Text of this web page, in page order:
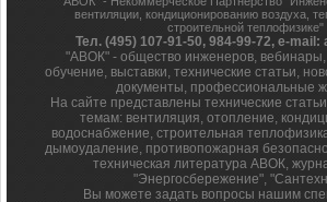
вентиляции, кондиционированию воздуха,
строительной теплофизике"
Тел. (495) 107-91-50, 984-99-72, e-mail:
"АВОК" - общество инженеров, вебинары,
обучение, выставки, технические статьи,
документы, профессиональные
На сайте представлены технические
темам: вентиляция, отопление,
водоснабжение, строительная
дымоудаление, противопожарная
техническая литература АВОК,
"Энергосбережение",
Вы можете задать вопросы нашим